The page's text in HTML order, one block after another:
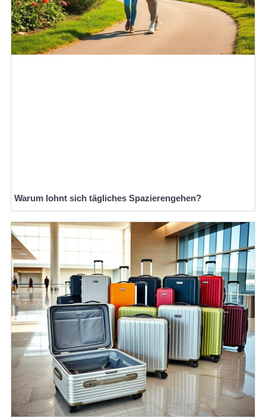
Warum lohnt sich tägliches Spazierengehen?